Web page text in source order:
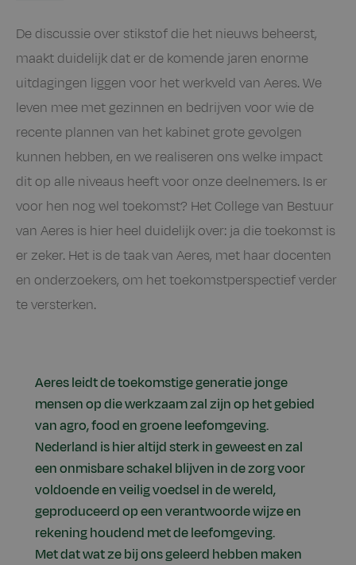
De discussie over stikstof die het nieuws beheerst,
maakt duidelijk dat er de komende jaren enorme
uitdagingen liggen voor het werkveld van Aeres. We
leven mee met gezinnen en bedrijven voor wie de
recente plannen van het kabinet grote gevolgen
kunnen hebben, en we realiseren ons welke impact
dit op alle niveaus heeft voor onze deelnemers. Is er
voor hen nog wel toekomst? Het College van Bestuur
van Aeres is hier heel duidelijk over: ja die toekomst is
er zeker. Het is de taak van Aeres, met haar docenten
en onderzoekers, om het toekomstperspectief verder
te versterken.
Aeres leidt de toekomstige generatie jonge
mensen op die werkzaam zal zijn op het gebied
van agro, food en groene leefomgeving.
Nederland is hier altijd sterk in geweest en zal
een onmisbare schakel blijven in de zorg voor
voldoende en veilig voedsel in de wereld,
geproduceerd op een verantwoorde wijze en
rekening houdend met de leefomgeving.
Met dat wat ze bij ons geleerd hebben maken